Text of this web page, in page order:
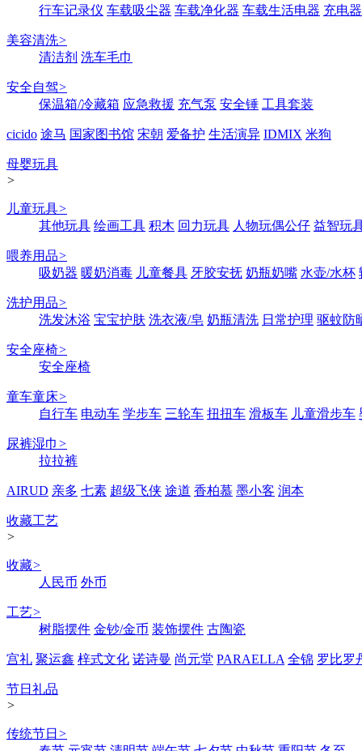
行车记录仪 车载吸尘器 车载净化器 车载生活电器 充电
美容清洗>
清洁剂 洗车毛巾
安全自驾>
保温箱/冷藏箱 应急救援 充气泵 安全锤 工具套装
cicido 途马 国家图书馆 宋朝 爱备护 生活演异 IDMIX 米狗
母婴玩具
>
儿童玩具>
其他玩具 绘画工具 积木 回力玩具 人物玩偶公仔 益智玩
喂养用品>
吸奶器 暖奶消毒 儿童餐具 牙胶安抚 奶瓶奶嘴 水壶/水杯
洗护用品>
洗发沐浴 宝宝护肤 洗衣液/皂 奶瓶清洗 日常护理 驱蚊防
安全座椅>
安全座椅
童车童床>
自行车 电动车 学步车 三轮车 扭扭车 滑板车 儿童滑步车
尿裤湿巾 >
拉拉裤
AIRUD 亲多 七素 超级飞侠 途道 香柏慕 墨小客 润本
收藏工艺
>
收藏>
人民币 外币
工艺>
树脂摆件 金钞/金币 装饰摆件 古陶瓷
宫礼 聚运鑫 梓式文化 诺诗曼 尚元堂 PARAELLA 全锦 罗比罗
节日礼品
>
传统节日 >